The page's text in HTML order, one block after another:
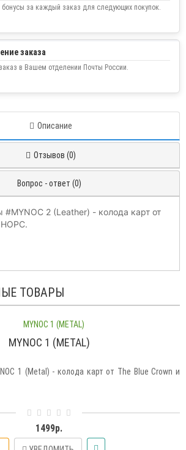
за каждый заказ для следующих покупок.
заказа
в Вашем отделении Почты России.
Описание
Отзывов (0)
Вопрос - ответ (0)
#MYNOC 2 (Leather) - колода карт от
ТОВАРЫ
MYNOC 1 (METAL)
1 (Metal) - колода карт от The Blue Crown и
1499р.